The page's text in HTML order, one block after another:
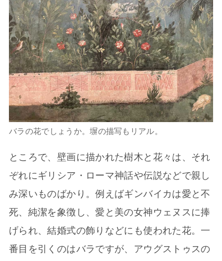
バラの花でしょうか。塀の描写もリアル。
ところで、壁画に描かれた樹木と花々は、それ
ぞれにギリシア・ローマ神話や伝説などで親し
み深いものばかり。例えばギンバイカは愛と不
死、純潔を象徴し、愛と美の女神ウェヌスに捧
げられ、結婚式の飾りなどにも使われた花。一
番目を引くのはバラですが、アウグストゥスの